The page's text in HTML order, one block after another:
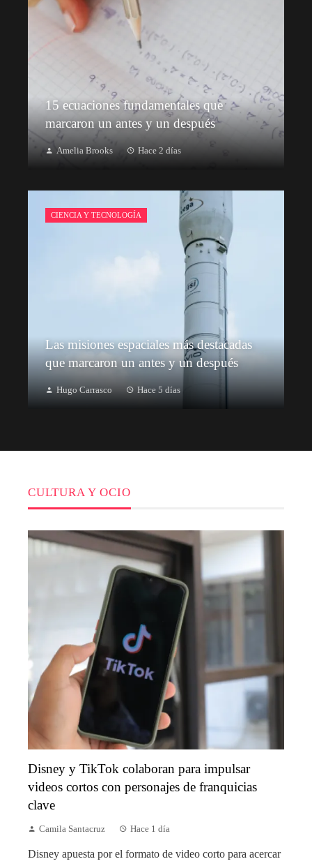
15 ecuaciones fundamentales que
marcaron un antes y un después
Amelia Brooks Hace 2 días
CIENCIA Y TECNOLOGÍA
Las misiones espaciales más destacadas
que marcaron un antes y un después
Hugo Carrasco Hace 5 días
CULTURA Y OCIO
Disney y TikTok colaboran para impulsar
videos cortos con personajes de franquicias
clave
Camila Santacruz Hace 1 día
Disney apuesta por el formato de video corto para acercar